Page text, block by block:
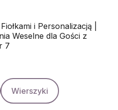
i Personalizacją |
Weselne dla Gości z
7
Wierszyki